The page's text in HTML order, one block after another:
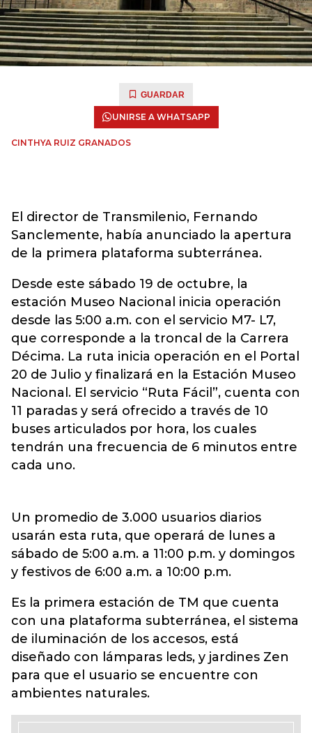
GUARDAR
UNIRSE A WHATSAPP
CINTHYA RUIZ GRANADOS
El director de Transmilenio, Fernando
Sanclemente, había anunciado la apertura
de la primera plataforma subterránea.
Desde este sábado 19 de octubre, la
estación Museo Nacional inicia operación
desde las 5:00 a.m. con el servicio M7- L7,
que corresponde a la troncal de la Carrera
Décima. La ruta inicia operación en el Portal
20 de Julio y finalizará en la Estación Museo
Nacional. El servicio “Ruta Fácil”, cuenta con
11 paradas y será ofrecido a través de 10
buses articulados por hora, los cuales
tendrán una frecuencia de 6 minutos entre
cada uno.
Un promedio de 3.000 usuarios diarios
usarán esta ruta, que operará de lunes a
sábado de 5:00 a.m. a 11:00 p.m. y domingos
y festivos de 6:00 a.m. a 10:00 p.m.
Es la primera estación de TM que cuenta
con una plataforma subterránea, el sistema
de iluminación de los accesos, está
diseñado con lámparas leds, y jardines Zen
para que el usuario se encuentre con
ambientes naturales.